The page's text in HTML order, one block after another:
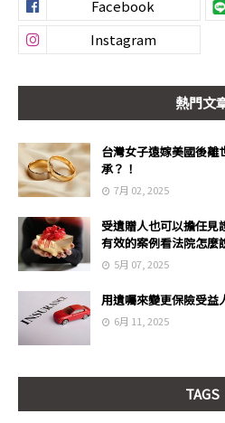
熱門文
台灣女子遠嫁美國後離
承？！
7月 02, 2025
受遺贈人也可以擔任見
有效的案例看法院怎麼
5月 07, 2025
用遺囑來變更保險受益
6月 11, 2025
TAGS